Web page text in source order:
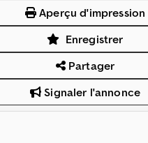
Aperçu d'impression
Enregistrer
Partager
Signaler l'annonce